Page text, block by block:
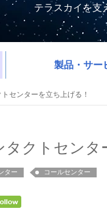
テラスカイを支
製品・サー
センターを立ち上げる！
クトセンタ
ター コールセンター